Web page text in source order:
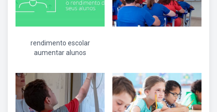
rendimento escolar
aumentar alunos